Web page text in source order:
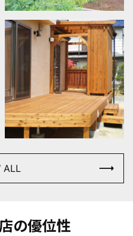
ALL
の優位性